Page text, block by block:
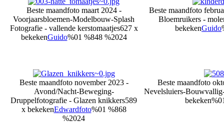
Beste maandfoto maart 2024 -
Voorjaarsbloemen-Modelbouw-Splash
Fotografie - vallende kerstomaatjes627 x
bekekenGuido%01 %848 %2024
Beste maandfoto
Bloemruikers -
bekekenGuido
Beste maandfoto november 2023 -
Avond/Nacht-Beweging-
Druppelfotografie - Glazen knikkers589
x bekekenEdwardfoto%01 %868
%2024
Beste maandfoto
Nevelsluiers-
bekeken